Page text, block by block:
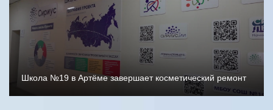
Школа №19 в Артёме завершает косметический ремонт